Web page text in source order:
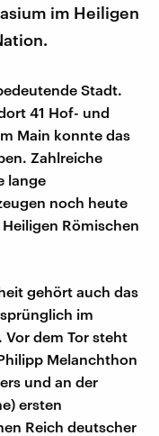
im Heiligen
Stadt.
41 Hof- und
Main konnte das
Zahlreiche
lange
noch heute
Römischen
gehört auch das
im
dem Tor steht
Melanchthon
und an der
ersten
Reich deutscher